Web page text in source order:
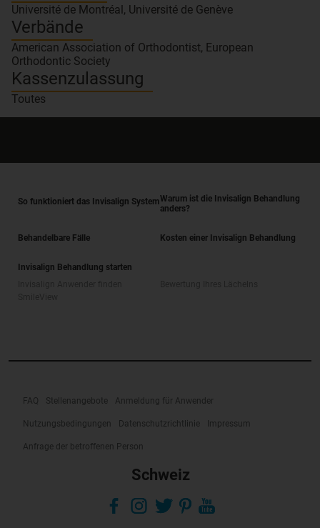
Université de Montréal, Université de Genève
Verbände
American Association of Orthodontist, European
Orthodontic Society
Kassenzulassung
Toutes
So funktioniert das Invisalign SystemWarum ist die Invisalign Behandlung
anders?
Behandelbare Fälle Kosten einer Invisalign Behandlung
Invisalign Behandlung starten
FAQ Stellenangebote Anmeldung für Anwender
Nutzungsbedingungen Datenschutzrichtlinie Impressum
Anfrage der betroffenen Person
Schweiz